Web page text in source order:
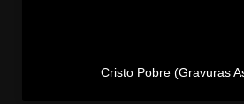
Cristo Pobre (Gravuras